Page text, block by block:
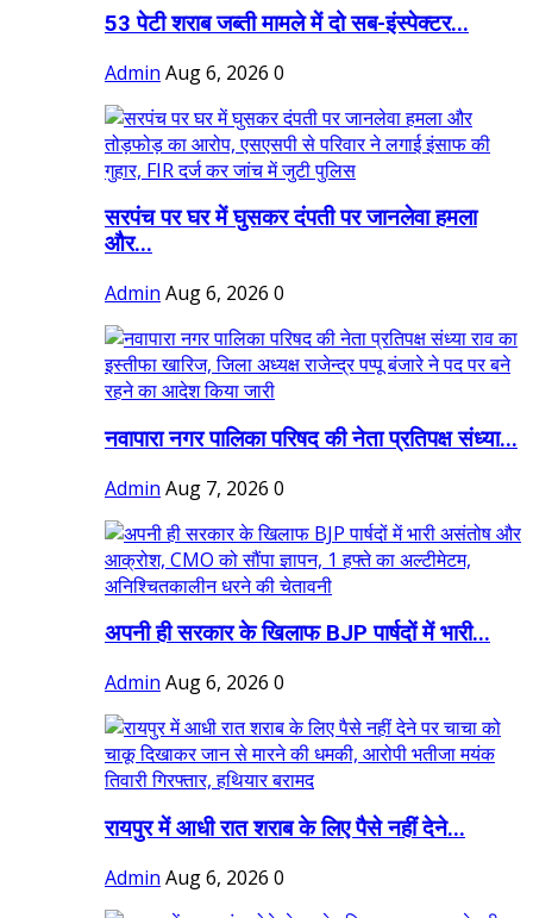
53 पेटी शराब जब्ती मामले में दो सब-इंस्पेक्टर...
Admin Aug 6, 2026 0
सरपंच पर घर में घुसकर दंपती पर जानलेवा हमला
और...
Admin Aug 6, 2026 0
नवापारा नगर पालिका परिषद की नेता प्रतिपक्ष संध्या...
Admin Aug 7, 2026 0
अपनी ही सरकार के खिलाफ BJP पार्षदों में भारी...
Admin Aug 6, 2026 0
रायपुर में आधी रात शराब के लिए पैसे नहीं देने...
Admin Aug 6, 2026 0